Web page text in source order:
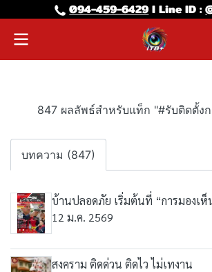
094-459-6429l Line lD :
847 ผลลัพธ์สำหรับแท็ก "#รับติดตั้ง
บทความ (847)
บ้านปลอดภัย เริ่มต้นที่ “การมองเห็
12 ม.ค. 2569
สงคราม ติดด่วน ติดไว ไม่เทงาน